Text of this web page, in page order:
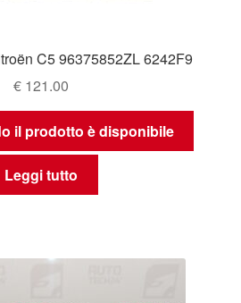
C5 96375852ZL 6242F9
€ 121.00
il prodotto è disponibile
Leggi tutto